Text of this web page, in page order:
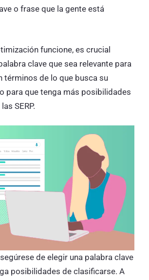
o frase que la gente está
funcione, es crucial
clave que sea relevante para
términos de lo que busca su
para que tenga más posibilidades
SERP.
de elegir una palabra clave
posibilidades de clasificarse. A